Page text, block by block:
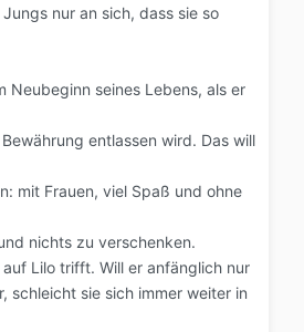
nur an sich, dass sie so
Neubeginn seines Lebens, als er
entlassen wird. Das will
mit Frauen, viel Spaß und ohne
nichts zu verschenken.
Lilo trifft. Will er anfänglich nur
schleicht sie sich immer weiter in